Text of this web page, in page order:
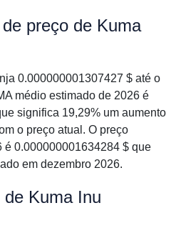
preço de Kuma
0.000000001307427 $ até o
médio estimado de 2026 é
significa 19,29% um aumento
o preço atual. O preço
é 0.000000001634284 $ que
em dezembro 2026.
Kuma Inu